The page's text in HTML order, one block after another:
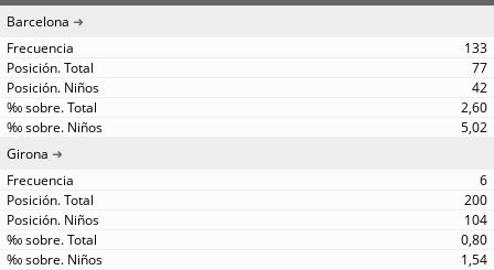
Barcelona
133
77
42
2,60
5,02
Girona
6
200
104
0,80
1,54